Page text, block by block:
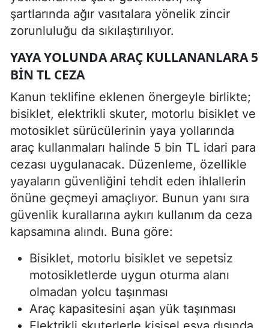
şartlarında ağır vasıtalara yönelik zincir
zorunluluğu da sıkılaştırılıyor.
YAYA YOLUNDA ARAÇ KULLANANLARA 5
BIN TL CEZA
Kanun teklifine eklenen önergeyle birlikte;
bisiklet, elektrikli skuter, motorlu bisiklet ve
motosiklet sürücülerinin yaya yollarında
araç kullanmaları halinde 5 bin TL idari para
cezası uygulanacak. Düzenleme, özellikle
yayaların güvenliğini tehdit eden ihlallerin
önüne geçmeyi amaçlıyor. Bunun yanı sıra
güvenlik kurallarına aykırı kullanım da ceza
kapsamına alındı. Buna göre:
Bisiklet, motorlu bisiklet ve sepetsiz
motosikletlerde uygun oturma alanı
olmadan yolcu taşınması
Araç kapasitesini aşan yük taşınması